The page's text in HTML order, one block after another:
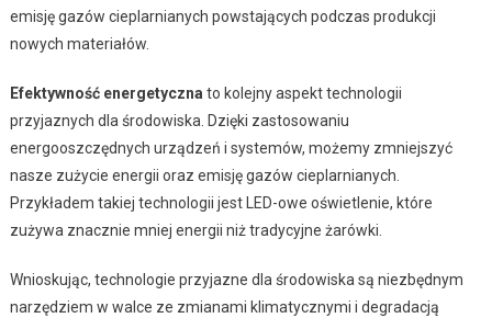
emisję gazów cieplarnianych powstających podczas produkcji
nowych materiałów.
Efektywność energetyczna to kolejny aspekt technologii
przyjaznych dla środowiska. Dzięki zastosowaniu
energooszczędnych urządzeń i systemów, możemy zmniejszyć
nasze zużycie energii oraz emisję gazów cieplarnianych.
Przykładem takiej technologii jest LED-owe oświetlenie, które
zużywa znacznie mniej energii niż tradycyjne żarówki.
Wnioskując, technologie przyjazne dla środowiska są niezbędnym
narzędziem w walce ze zmianami klimatycznymi i degradacją